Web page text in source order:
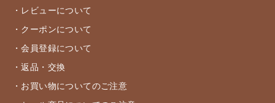
・レビューについて
・クーポンについて
・会員登録について
・返品・交換
・お買い物についてのご注意